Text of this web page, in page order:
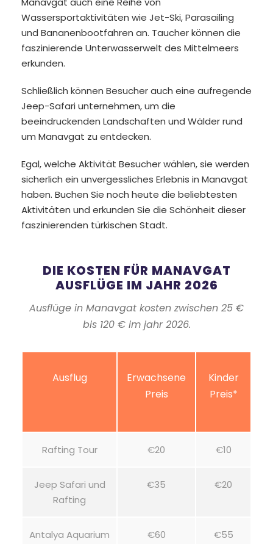
Wassersportaktivitäten wie Jet-Ski, Parasailing
und Bananenbootfahren an. Taucher können die
faszinierende Unterwasserwelt des Mittelmeers
erkunden.
Schließlich können Besucher auch eine aufregende
Jeep-Safari unternehmen, um die
beeindruckenden Landschaften und Wälder rund
um Manavgat zu entdecken.
Egal, welche Aktivität Besucher wählen, sie werden
sicherlich ein unvergessliches Erlebnis in Manavgat
haben. Buchen Sie noch heute die beliebtesten
Aktivitäten und erkunden Sie die Schönheit dieser
faszinierenden türkischen Stadt.
DIE KOSTEN FÜR MANAVGAT
AUSFLÜGE IM JAHR 2026
Ausflüge in Manavgat kosten zwischen 25 €
bis 120 € im jahr 2026.
Ausflug
Erwachsene
Preis
Kinder
Preis*
Rafting Tour €20 €10
Jeep Safari und
Rafting
€35 €20
Antalya Aquarium €60 €55